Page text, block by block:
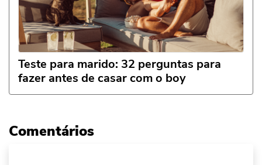
Teste para marido: 32 perguntas para
fazer antes de casar com o boy
Comentários